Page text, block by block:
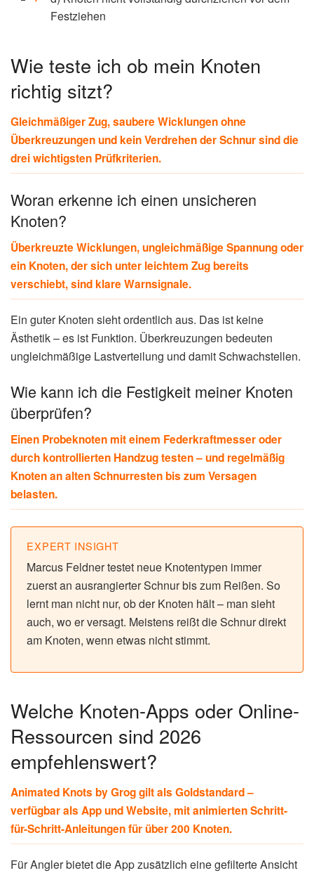
Festziehen
Wie teste ich ob mein Knoten
richtig sitzt?
Gleichmäßiger Zug, saubere Wicklungen ohne
Überkreuzungen und kein Verdrehen der Schnur sind die
drei wichtigsten Prüfkriterien.
Woran erkenne ich einen unsicheren
Knoten?
Überkreuzte Wicklungen, ungleichmäßige Spannung oder
ein Knoten, der sich unter leichtem Zug bereits
verschiebt, sind klare Warnsignale.
Ein guter Knoten sieht ordentlich aus. Das ist keine
Ästhetik – es ist Funktion. Überkreuzungen bedeuten
ungleichmäßige Lastverteilung und damit Schwachstellen.
Wie kann ich die Festigkeit meiner Knoten
überprüfen?
Einen Probeknoten mit einem Federkraftmesser oder
durch kontrollierten Handzug testen – und regelmäßig
Knoten an alten Schnurresten bis zum Versagen
belasten.
EXPERT INSIGHT
Marcus Feldner testet neue Knotentypen immer
zuerst an ausrangierter Schnur bis zum Reißen. So
lernt man nicht nur, ob der Knoten hält – man sieht
auch, wo er versagt. Meistens reißt die Schnur direkt
am Knoten, wenn etwas nicht stimmt.
Welche Knoten-Apps oder Online-
Ressourcen sind 2026
empfehlenswert?
Animated Knots by Grog gilt als Goldstandard –
verfügbar als App und Website, mit animierten Schritt-
für-Schritt-Anleitungen für über 200 Knoten.
Für Angler bietet die App zusätzlich eine gefilterte Ansicht